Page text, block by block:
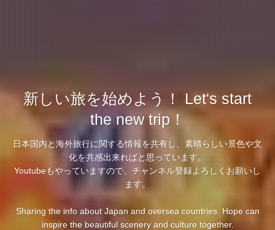
新しい旅を始めよう！ Let's start
the new trip！
日本国内と海外旅行に関する情報を共有し、素晴らしい景色や文
化を共感出来ればと思っています。
Youtubeもやっていますので、チャンネル登録よろしくお願いし
ます。
Sharing the info about Japan and oversea countries. Hope can
inspire the beautiful scenery and culture together.